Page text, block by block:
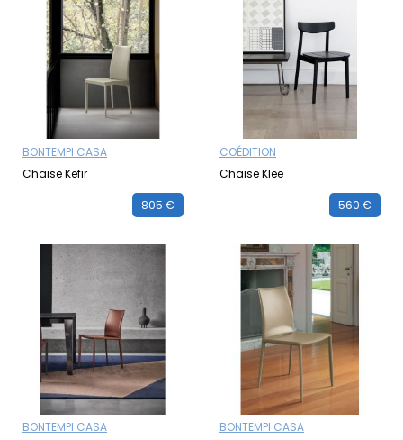
BONTEMPI CASA
Chaise Kefir
805 €
COÉDITION
Chaise Klee
560 €
BONTEMPI CASA
BONTEMPI CASA